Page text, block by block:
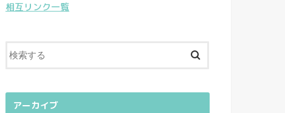
相互リンク一覧
アーカイブ